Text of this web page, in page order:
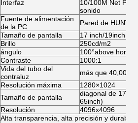
Interfaz
10/100M Net
sonido
Fuente de alimentación
de la PC
Pared de
Tamaño de pantalla
17 inch/19inch
Brillo
250cd/m2
ángulo
100°above
Contraste
1000:1
Vida del tubo del
contraluz
más que
Resolución máxima
1280×1024
Tamaño de pantalla
diagonal de 17/
65inch)
Resolución
4096x4096
Alta transparencia, alta precisión y